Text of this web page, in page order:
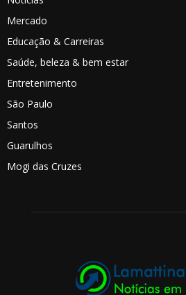
Mercado
Educação & Carreiras
Saúde, beleza & bem estar
Entretenimento
São Paulo
Santos
Guarulhos
Mogi das Cruzes